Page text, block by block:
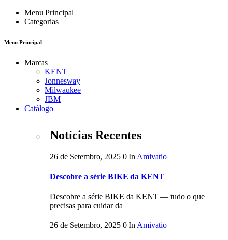
Menu Principal
Categorias
Menu Principal
Marcas
KENT
Jonnesway
Milwaukee
JBM
Catálogo
Notícias Recentes
26 de Setembro, 2025 0 In Amivatio
Descobre a série BIKE da KENT
Descobre a série BIKE da KENT — tudo o que
precisas para cuidar da
26 de Setembro, 2025 0 In Amivatio